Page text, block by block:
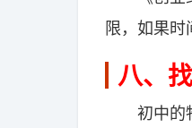
限，如果时
八、
初中的物